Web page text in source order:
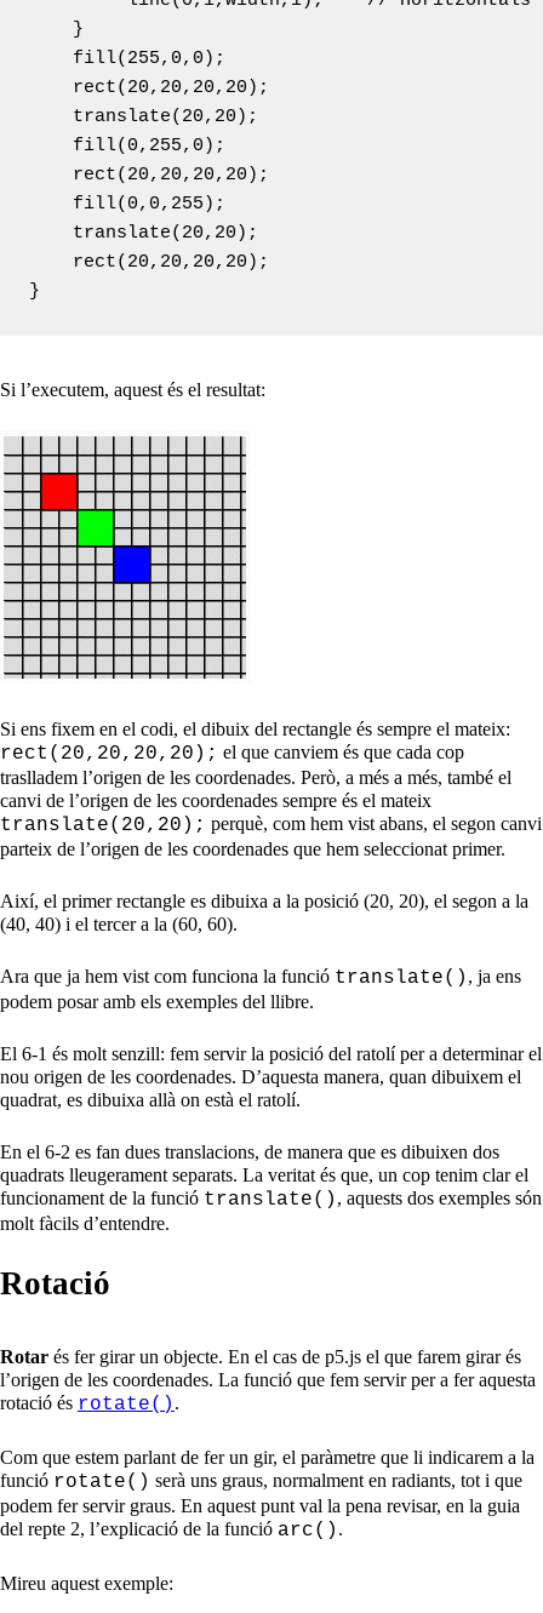
    }
    fill(255,0,0);
    rect(20,20,20,20);
    translate(20,20);
    fill(0,255,0);
    rect(20,20,20,20);
    fill(0,0,255);
    translate(20,20);
    rect(20,20,20,20);
Si l’executem, aquest és el resultat:
Si ens fixem en el codi, el dibuix del rectangle és sempre el mateix:
rect(20,20,20,20); el que canviem és que cada cop
traslladem l’origen de les coordenades. Però, a més a més, també el
canvi de l’origen de les coordenades sempre és el mateix
translate(20,20); perquè, com hem vist abans, el segon canvi
parteix de l’origen de les coordenades que hem seleccionat primer.
Així, el primer rectangle es dibuixa a la posició (20, 20), el segon a la
(40, 40) i el tercer a la (60, 60).
Ara que ja hem vist com funciona la funció translate() , ja ens
podem posar amb els exemples del llibre.
El 6-1 és molt senzill: fem servir la posició del ratolí per a determinar el
nou origen de les coordenades. D’aquesta manera, quan dibuixem el
quadrat, es dibuixa allà on està el ratolí.
En el 6-2 es fan dues translacions, de manera que es dibuixen dos
quadrats lleugerament separats. La veritat és que, un cop tenim clar el
funcionament de la funció translate() , aquests dos exemples són
molt fàcils d’entendre.
Rotació
Rotar és fer girar un objecte. En el cas de p5.js el que farem girar és
l’origen de les coordenades. La funció que fem servir per a fer aquesta
rotació és rotate() .
Com que estem parlant de fer un gir, el paràmetre que li indicarem a la
funció rotate() serà uns graus, normalment en radiants, tot i que
podem fer servir graus. En aquest punt val la pena revisar, en la guia
del repte 2, l’explicació de la funció arc() .
Mireu aquest exemple: